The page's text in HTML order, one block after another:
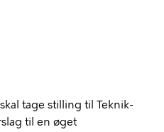
tage stilling til Teknik-
til en øget